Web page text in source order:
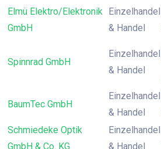
Elmü Elektro/Elektronik
GmbH
Einzelhandel
& Handel
Spinnrad GmbH
Einzelhandel
& Handel
BaumTec GmbH
Einzelhandel
& Handel
Schmiedeke Optik
GmbH & Co. KG
Einzelhandel
& Handel